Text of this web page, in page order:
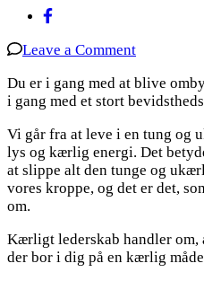
Leave a Commenton
lederskab
Du er i gang med at blive
i gang med et stort
Vi går fra at leve i en tung og
lys og kærlig energi. Det
at slippe alt den tunge og
vores kroppe, og det er det,
om.
Kærligt lederskab handler om,
der bor i dig på en kærlig